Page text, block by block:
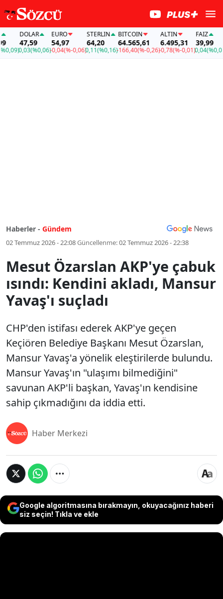
DOLAR
47,59
0,03(%0,06)
EURO
54,97
-0,04(%-0,06)
STERLIN
64,20
0,11(%0,16)
BITCOIN
64.565,61
-166,40(%-0,26)
ALTIN
6.495,31
-0,78(%-0,01)
FAİZ
39,99
0,04(%0,09)
Haberler - Gündem
02 Temmuz 2026 - 22:08Güncellenme:02 Temmuz 2026 - 22:38
Mesut Özarslan AKP'ye çabuk
ısındı: Kendini akladı, Mansur
Yavaş'ı suçladı
CHP'den istifası ederek AKP'ye geçen
Keçiören Belediye Başkanı Mesut Özarslan,
Mansur Yavaş'a yönelik eleştirilerde bulundu.
Mansur Yavaş'ın "ulaşımı bilmediğini"
savunan AKP'li başkan, Yavaş'ın kendisine
sahip çıkmadığını da iddia etti.
Haber Merkezi
Google algoritmasına bırakmayın, okuyacağınız haberi
siz seçin! Tıkla ve ekle